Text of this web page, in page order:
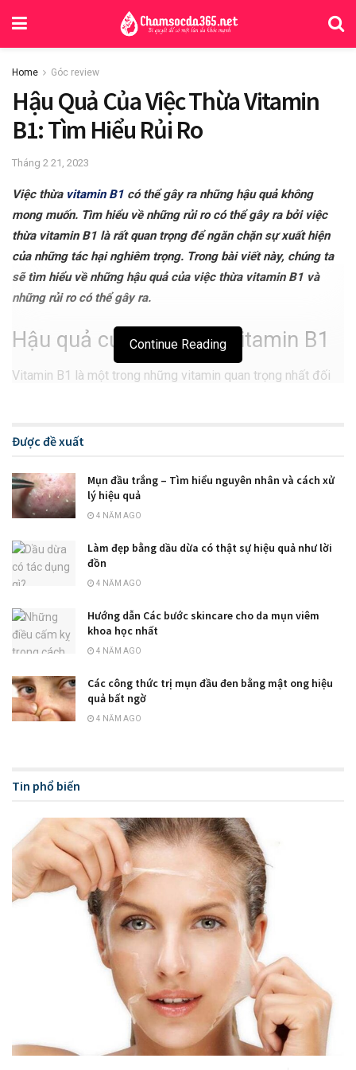
Home Góc review
Hậu Quả Của Việc Thừa Vitamin
B1: Tìm Hiểu Rủi Ro
Tháng 2 21, 2023
Việc thừa vitamin B1 có thể gây ra những hậu quả không
mong muốn. Tìm hiểu về những rủi ro có thể gây ra bởi việc
thừa vitamin B1 là rất quan trọng để ngăn chặn sự xuất hiện
của những tác hại nghiêm trọng. Trong bài viết này, chúng ta
sẽ tìm hiểu về những hậu quả của việc thừa vitamin B1 và
những rủi ro có thể gây ra.
Hậu quả của việc thừa vitamin B1
Vitamin B1 là một trong những vitamin quan trọng nhất đối
để cung cấp năng lượng cho cơ thể, hỗ trợ sự phát triển của
sự phát triển của các tế bào của da, tóc và móng.
của các tế bào trong cơ thể, giúp cơ thể sử dụng được các
axit amin, và hỗ trợ sự phát triển của các tế bào của da, tóc
và móng. Vitamin B1 cũng có tác dụng trong việc hỗ trợ sự
hoạt động của các tế bào trong cơ thể, giúp cơ thể sử dụng
được các axit amin, và hỗ trợ sự phát triển của các tế bào
của da, tóc và móng.
Vitamin B1 cũng có tác dụng trong việc hỗ trợ sự hoạt động
của các tế bào trong cơ thể, giúp cơ thể sử dụng được các
axit amin, và hỗ trợ sự phát triển của các tế bào của da, tóc
và móng. Vitamin B1 cũng có tác dụng trong việc hỗ trợ sự
hoạt động của các tế bào trong cơ thể, giúp cơ thể sử dụng
được các axit amin, và hỗ trợ sự phát triển của các tế bào
của da, tóc và móng.
Continue Reading
Được đề xuất
Mụn đầu trắng – Tìm hiểu nguyên nhân và cách xử
lý hiệu quả
4 NĂM AGO
Làm đẹp bằng dầu dừa có thật sự hiệu quả như lời
đồn
4 NĂM AGO
Hướng dẫn Các bước skincare cho da mụn viêm
khoa học nhất
4 NĂM AGO
Các công thức trị mụn đầu đen bằng mật ong hiệu
quả bất ngờ
4 NĂM AGO
Tin phổ biến